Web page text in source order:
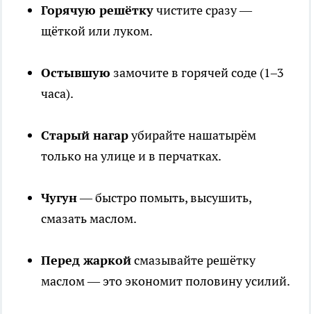
Горячую решёткучистите сразу —
щёткой или луком.
Остывшую замочите в горячей соде (1–3
часа).
Старый нагарубирайте нашатырём
только на улице и в перчатках.
Чугун— быстро помыть, высушить,
смазать маслом.
Перед жаркойсмазывайте решётку
маслом — это экономит половину усилий.